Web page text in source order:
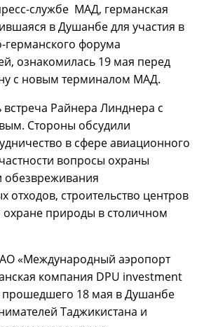
службе МАД, германская
в Душанбе для участия в
германского форума
ознакомилась 19 мая перед
с новым терминалом МАД.
встреча Райнера Линднера с
Стороны обсудили
в сфере авиационного
вопросы охраны
обезвреживания
отходов, строительство центров
природы в столичном
«Международный аэропорт
компания DPU investment
18 мая в Душанбе
Таджикистана и